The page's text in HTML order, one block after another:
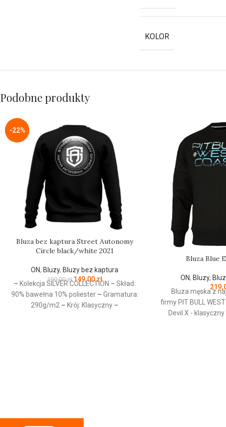
KOLOR
Podobne produkty
-22%
Bluza bez kaptura Street Autonomy
Circle black/white 2021
ON, Bluzy, Bluzy bez kaptura
190,00zł 149,00zł
– Kolekcja SILVER COLLECTION – Skład:
90% bawełna 10% poliester – Gramatura:
290g/m2 – Krój: Klasyczny –
Bluza Blue
ON, Bluzy,
Bluza męska z
firmy PIT BULL WEST
Devil X -